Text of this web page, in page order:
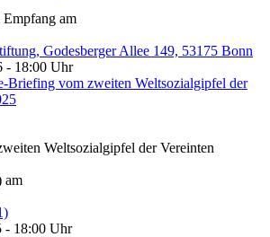
am
Godesberger Allee 149, 53175 Bonn
- 18:00 Uhr
Briefing vom zweiten Weltsozialgipfel der
Weltsozialgipfel der Vereinten
am
- 18:00 Uhr